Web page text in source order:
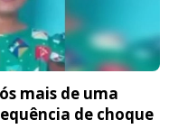
mais de uma
de choque